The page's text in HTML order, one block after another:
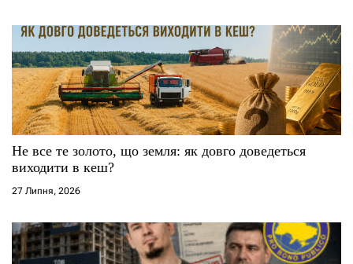
Не все те золото, що земля: як довго доведеться
виходити в кеш?
27 Липня, 2026